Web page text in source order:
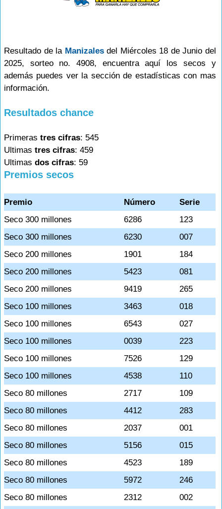
Resultado de la Manizalesdel Miércoles 18 de Junio del
2025, sorteo no. 4908, encuentra aquí los secos y
además puedes ver la sección de estadísticas con mas
información.
Resultados chance
Primeras tres cifras: 545
Ultimas tres cifras: 459
Ultimas dos cifras: 59
Premios secos
Premio Número
Serie
Seco 300 millones
6286
123
Seco 300 millones
6230
007
Seco 200 millones
1901
184
Seco 200 millones
5423
081
Seco 200 millones
9419
265
Seco 100 millones
3463
018
Seco 100 millones
6543
027
Seco 100 millones
0039
223
Seco 100 millones
7526
129
Seco 100 millones
4538
110
Seco 80 millones
2717
109
Seco 80 millones
4412
283
Seco 80 millones
2037
001
Seco 80 millones
5156
015
Seco 80 millones
4523
189
Seco 80 millones
5972
246
Seco 80 millones
2312
002